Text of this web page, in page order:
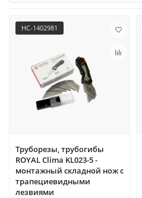
НС-1402981
Труборезы, трубогибы
ROYAL Clima KL023-5 -
монтажный складной нож с
трапециевидными
лезвиями